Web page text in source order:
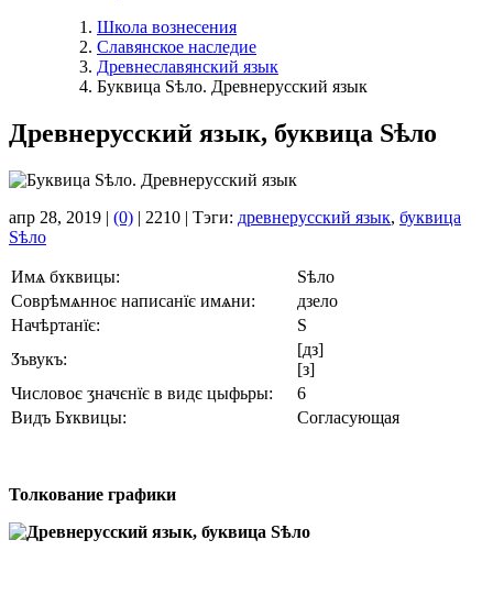
Школа вознесения
Славянское наследие
Древнеславянский язык
Буквица Ѕѣло. Древнерусский язык
Древнерусский язык, буквица Ѕѣло
апр 28, 2019 | (0) | 2210 | Тэги: древнерусский язык, буквица
Ѕѣло
Имѧ бɤквицы:
Ѕѣло
Соврѣмѧнноє написанїє имѧни:
дзело
Начѣртанїє:
Ѕ
Ӡъвукъ:
[дз]
[з]
Числовоє ӡначєнїє в видє цыфьры:
6
Видъ Бɤквицы:
Согласующая
Толкование графики